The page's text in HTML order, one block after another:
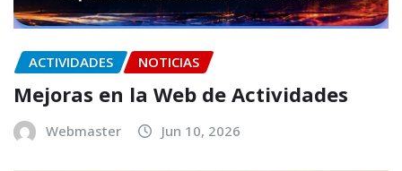
ACTIVIDADES NOTICIAS
Mejoras en la Web de Actividades
Webmaster Jun 10, 2026